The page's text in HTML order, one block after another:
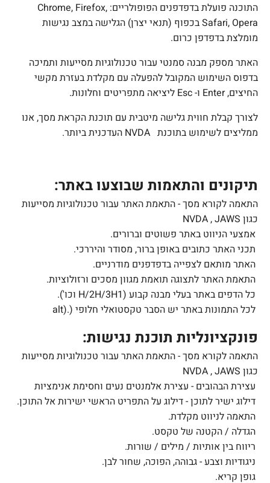
התוכנה פועלת בדפדפנים הפופולריים:Chrome, Firefox,
Safari, Operaבכפוף (תנאי יצרן) הגלישה במצב נגישות
מומלצת בדפדפן כרום.
האתר מספק מבנה סמנטי עבור טכנולוגיות מסייעות ותמיכה
בדפוס השימוש המקובל להפעלה עם מקלדת בעזרת מקשי
החיצים,Enterו-Escליציאה מתפריטים וחלונות.
לצורך קבלת חווית גלישה מיטבית עם תוכנת הקראת מסך, אנו
ממליצים לשימוש בתוכנת NVDAהעדכנית ביותר.
תיקונים והתאמות שבוצעו באתר:
התאמה לקורא מסך - התאמת האתר עבור טכנולוגיות מסייעות
כגוןNVDA , JAWS
אמצעי הניווט באתר פשוטים וברורים.
תכני האתר כתובים באופן ברור, מסודר והיררכי.
האתר מותאם לצפייה בדפדפנים מודרניים.
התאמת האתר לתצוגה תואמת מגוון מסכים ורזולוציות.
כל הדפים באתר בעלי מבנה קבוע (1 H/2H/3Hוכו').
לכל התמונות באתר יש הסבר טקסטואלי חלופי ( alt).
פונקציונליות תוכנת נגישות:
התאמה לקורא מסך - התאמת האתר עבור טכנולוגיות מסייעות
כגוןNVDA , JAWS
עצירת הבהובים - עצירת אלמנטים נעים וחסימת אנימציות
דילוג ישיר לתוכן - דילוג על התפריט הראשי ישירות אל התוכן.
התאמה לניווט מקלדת.
הגדלה / הקטנה של טקסט.
ריווח בין אותיות / מילים / שורות.
ניגודיות וצבע - גבוהה, הפוכה, שחור לבן.
גופן קריא.